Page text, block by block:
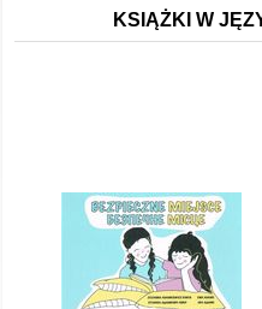
KSIĄŻKI W